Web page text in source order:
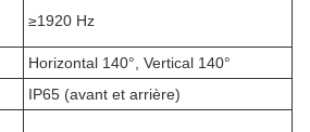
≥1920 Hz
Horizontal 140°, Vertical 140°
IP65 (avant et arrière)